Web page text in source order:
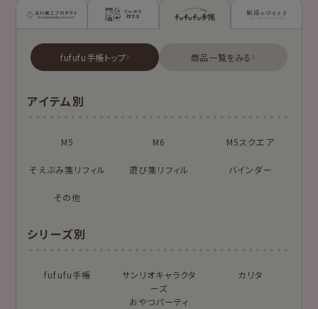
古川紙工プロダクトトップ 新着商品一覧を見る
シリーズ別
お菓子などうぶつ
MONCHHICHI
chocolog
もっと見る
フルカワ雑貨店トップ 新着商品一覧をみる
はんこ
布物 文具・雑貨
雑貨類
シリーズで探す
fufufu手帳トップ 商品一覧をみる
アイテム別
M5 M6 M5スクエア
そえぶみ箋リフィル 遊び箋リフィル バインダー
その他
シリーズ別
fufufu手帳
サンリオキャラクタ
ーズ
おやつパーティ
カリタ